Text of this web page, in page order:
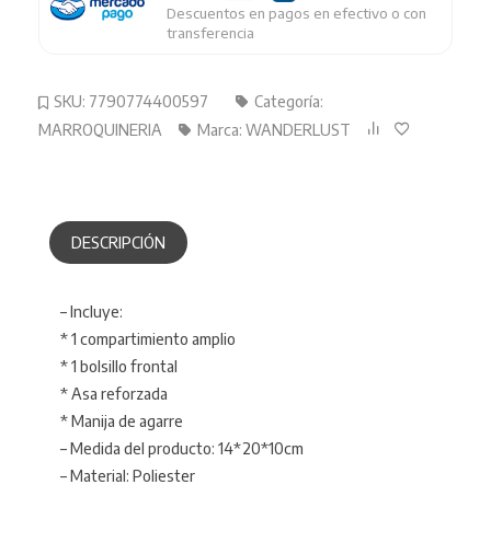
SKU: 7790774400597
Categoría:
MARROQUINERIA
Marca: WANDERLUST
Descuentos en pagos en efectivo o con
transferencia
DESCRIPCIÓN
– Incluye:
* 1 compartimiento amplio
* 1 bolsillo frontal
* Asa reforzada
* Manija de agarre
– Medida del producto: 14*20*10cm
– Material: Poliester